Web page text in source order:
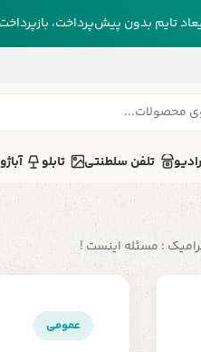
تایم بدون پیش‌پرداخت،
رادیو تلفن سلطنتی تابلو
؛ مسئله اینست !
عمومی